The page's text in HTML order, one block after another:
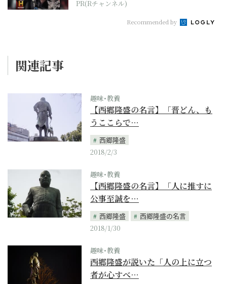
PR(Rチャンネル)
Recommended by
関連記事
趣味･教養
【西郷隆盛の名言】「晋どん、も
うここらで…
西郷隆盛
2018/2/3
趣味･教養
【西郷隆盛の名言】「人に推すに
公事至誠を…
西郷隆盛
西郷隆盛の名言
2018/1/30
趣味･教養
西郷隆盛が説いた「人の上に立つ
者が心すべ…